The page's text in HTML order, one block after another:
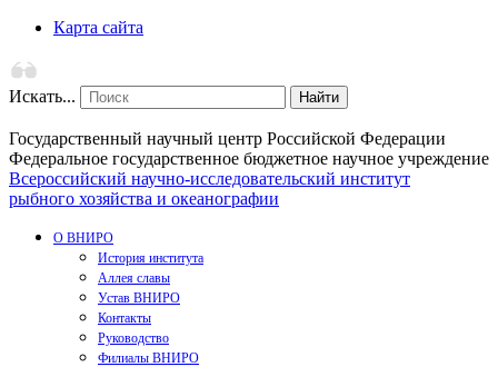
Карта сайта
Искать... Найти
Государственный научный центр Российской Федерации
Федеральное государственное бюджетное научное учреждение
Всероссийский научно-исследовательский институт
рыбного хозяйства и океанографии
О ВНИРО
История института
Аллея славы
Устав ВНИРО
Контакты
Руководство
Филиалы ВНИРО